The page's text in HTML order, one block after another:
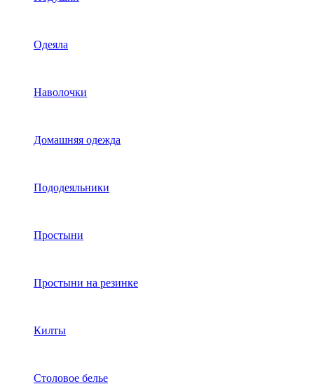
Одеяла
Наволочки
Домашняя одежда
Пододеяльники
Простыни
Простыни на резинке
Килты
Столовое белье